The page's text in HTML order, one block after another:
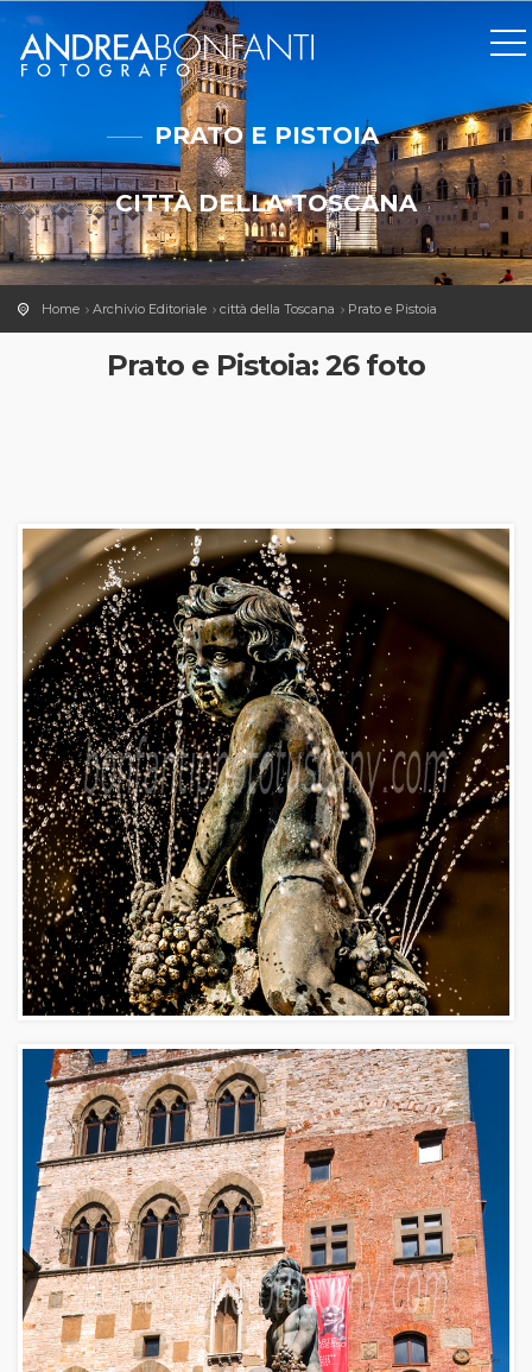
PRATO E PISTOIA
CITTÀ DELLA TOSCANA
Home Archivio Editoriale città della Toscana Prato e Pistoia
Prato e Pistoia: 26 foto